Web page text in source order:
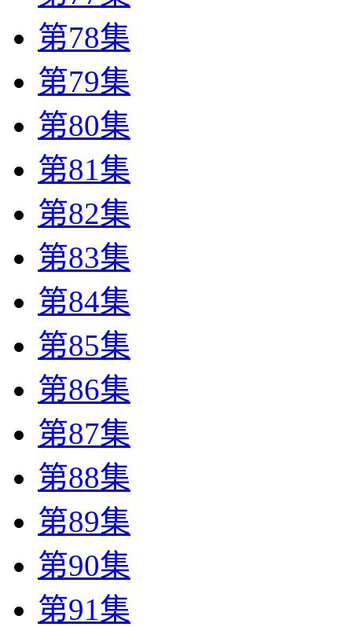
第78集
第79集
第80集
第81集
第82集
第83集
第84集
第85集
第86集
第87集
第88集
第89集
第90集
第91集